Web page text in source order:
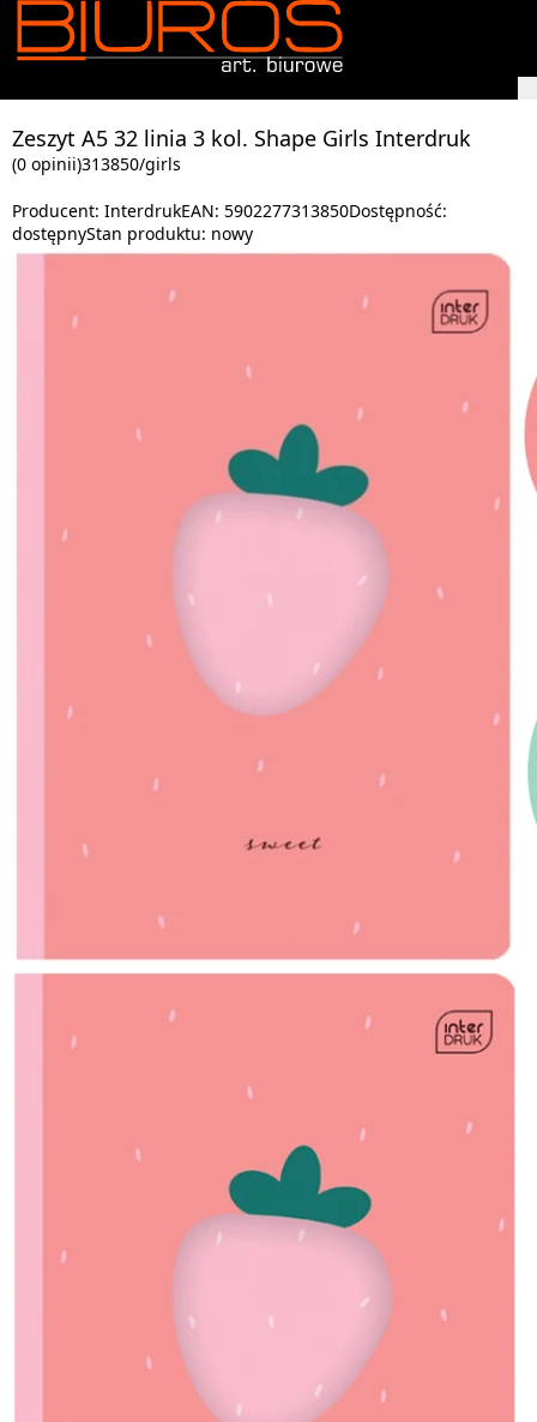
Zeszyt A5 32 linia 3 kol. Shape Girls Interdruk
(0 opinii)313850/girls
Producent: InterdrukEAN: 5902277313850Dostępność:
dostępnyStan produktu: nowy